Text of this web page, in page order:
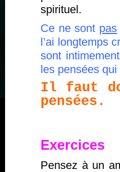
spirituel.
Ce ne sont pas
l’ai longtemps
sont
les pensées
Il faut
pensées.
Exercices
Pensez à un